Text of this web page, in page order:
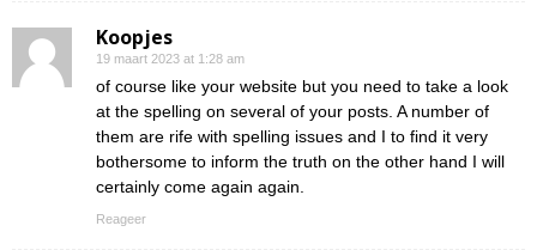
Koopjes
19 maart 2023 at 1:28 am
of course like your website but you need to take a look
at the spelling on several of your posts. A number of
them are rife with spelling issues and I to find it very
bothersome to inform the truth on the other hand I will
certainly come again again.
Reageer